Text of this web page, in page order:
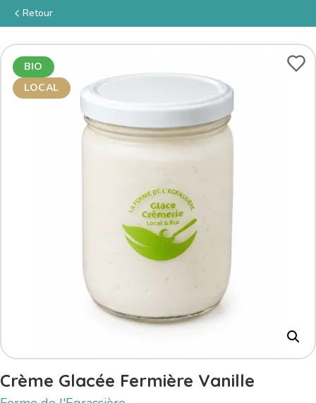
Retour
BIO
LOCAL
Crème Glacée Fermière Vanille